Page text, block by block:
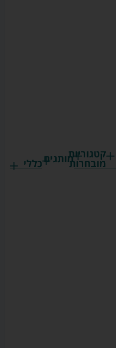
קטגוריות
מובחרותמותגים
גרקו
כללי